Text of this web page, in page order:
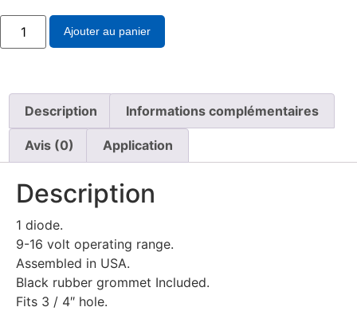
Ajouter au panier
Description Informations complémentaires
Avis (0) Application
Description
1 diode.
9-16 volt operating range.
Assembled in USA.
Black rubber grommet Included.
Fits 3 / 4″ hole.